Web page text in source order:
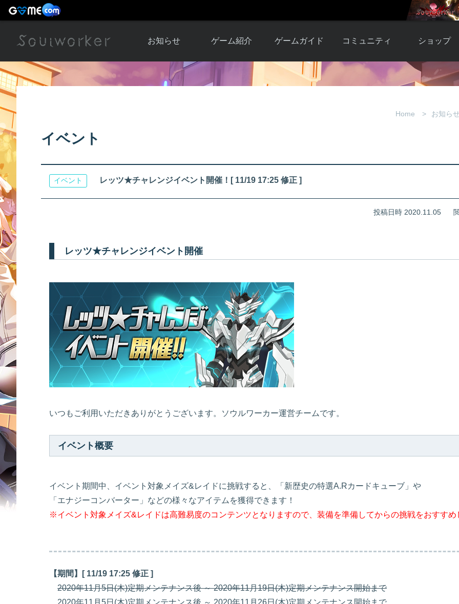
お知らせ
お知らせ一覧
ゲーム紹介
ソウルワーカー
アップデート履
歴
ゲームガイド
ガイド総合もく
コミュニティ
自由掲示板
ショップ
Y.Pの購入
アイテムカタロ
Home お知ら
イベント
イベント レッツ★チャレンジイベント開催！[ 11/19 17:25 修正 ]
投稿日時 2020.11.05
レッツ★チャレンジイベント開催
いつもご利用いただきありがとうございます。ソウルワーカー運営チームです。
イベント概要
イベント期間中、イベント対象メイズ&レイドに挑戦すると、「新歴史の特選A.Rカードキューブ」や
「エナジーコンバーター」などの様々なアイテムを獲得できます！
※イベント対象メイズ&レイドは高難易度のコンテンツとなりますので、装備を準備してからの挑戦をおすすめ
【期間】[ 11/19 17:25 修正 ]
2020年11月5日(木)定期メンテナンス後 ～ 2020年11月19日(木)定期メンテナンス開始まで
2020年11月5日(木)定期メンテナンス後 ～ 2020年11月26日(木)定期メンテナンス開始まで